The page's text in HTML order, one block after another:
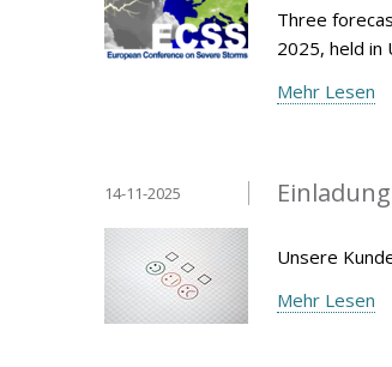
Three
2025, held
Mehr Lesen
14-11-2025
Unsere
Mehr Lesen